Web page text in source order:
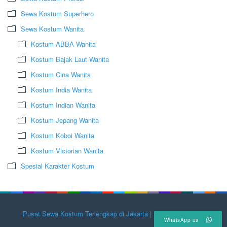
Sewa Kostum Superhero
Sewa Kostum Wanita
Kostum ABBA Wanita
Kostum Bajak Laut Wanita
Kostum Cina Wanita
Kostum India Wanita
Kostum Indian Wanita
Kostum Jepang Wanita
Kostum Koboi Wanita
Kostum Victorian Wanita
Spesial Karakter Kostum
Pusat Sewa Kostum Terlengkap di Jakarta | Herumulyadi.com
WhatsApp us